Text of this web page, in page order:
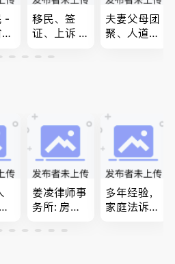
-
移民、签
证、上诉 --
责、全程跟
夫妻父母团
聚、人道移
移民签证
、翻译和海
牙认证
人
姜凌律师事
务所: 房产
件。婚姻
多年经验，
家庭法诉